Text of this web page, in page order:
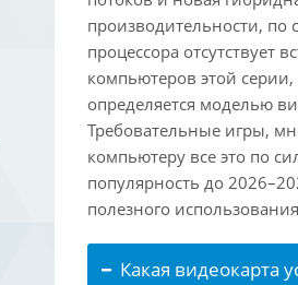
производительности,
процессора отсутствует
компьютеров этой
определяется моделью
Требовательные игры,
компьютеру все это по
популярность до
полезного
Какая видеокарта